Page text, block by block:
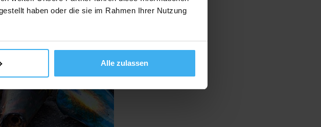
haben oder die sie im Rahmen Ihrer Nutzung
Alle zulassen